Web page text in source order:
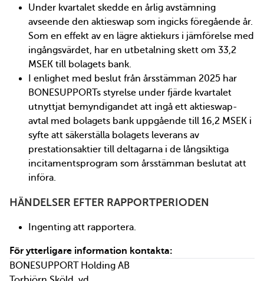
Under kvartalet skedde en årlig avstämning
avseende den aktieswap som ingicks föregående år.
Som en effekt av en lägre aktiekurs i jämförelse med
ingångsvärdet, har en utbetalning skett om 33,2
MSEK till bolagets bank.
I enlighet med beslut från årsstämman 2025 har
BONESUPPORTs styrelse under fjärde kvartalet
utnyttjat bemyndigandet att ingå ett aktieswap-
avtal med bolagets bank uppgående till 16,2 MSEK i
syfte att säkerställa bolagets leverans av
prestationsaktier till deltagarna i de långsiktiga
incitamentsprogram som årsstämman beslutat att
införa.
HÄNDELSER EFTER RAPPORTPERIODEN
Ingenting att rapportera.
För ytterligare information kontakta:
BONESUPPORT Holding AB